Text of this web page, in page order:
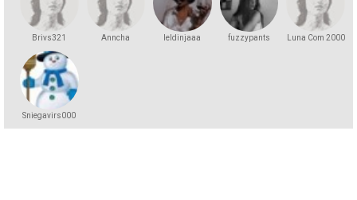
Brivs321 Anncha leldinjaaa fuzzypants Luna Com 2000
Sniegavirs000